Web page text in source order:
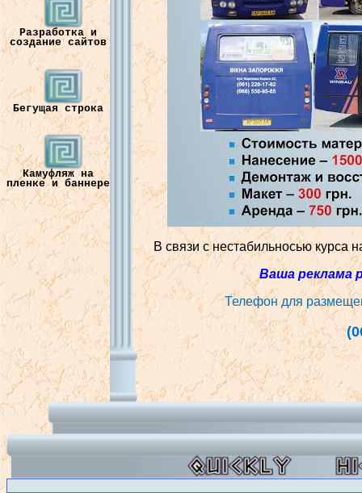
Разработка и
создание сайтов
Бегущая строка
Камуфляж на
пленке и баннере
В связи снестабильносью курса
Вашареклама
Телефон для